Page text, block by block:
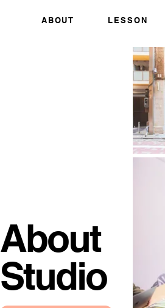
ABOUT LESSON
About​
Studio